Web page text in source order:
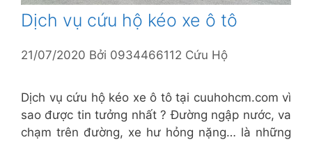
Dịch vụ cứu hộ kéo xe ô tô
21/07/2020 Bởi 0934466112 Cứu Hộ
Dịch vụ cứu hộ kéo xe ô tô tại cuuhohcm.com vì
sao được tin tưởng nhất ? Đường ngập nước, va
chạm trên đường, xe hư hỏng nặng… là những